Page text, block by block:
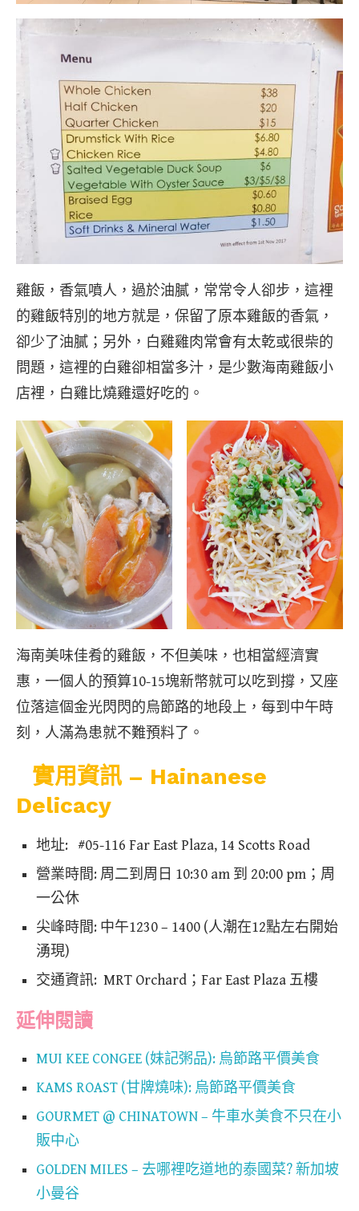
雞飯，香氣噴人，過於油膩，常常令人卻步，這裡
的雞飯特別的地方就是，保留了原本雞飯的香氣，
卻少了油膩；另外，白雞雞肉常會有太乾或很柴的
問題，這裡的白雞卻相當多汁，是少數海南雞飯小
店裡，白雞比燒雞還好吃的。
海南美味佳肴的雞飯，不但美味，也相當經濟實
惠，一個人的預算10-15塊新幣就可以吃到撐，又座
位落這個金光閃閃的烏節路的地段上，每到中午時
刻，人滿為患就不難預料了。
實用資訊 – Hainanese
Delicacy
地址: #05-116 Far East Plaza, 14 Scotts Road
營業時間: 周二到周日 10:30 am 到 20:00 pm；周
一公休
尖峰時間: 中午1230 – 1400 (人潮在12點左右開始
湧現)
交通資訊: MRT Orchard；Far East Plaza 五樓
延伸閱讀
MUI KEE CONGEE (妹記粥品): 烏節路平價美食
KAMS ROAST (甘牌燒味): 烏節路平價美食
GOURMET @ CHINATOWN – 牛車水美食不只在小
販中心
GOLDEN MILES – 去哪裡吃道地的泰國菜? 新加坡
小曼谷